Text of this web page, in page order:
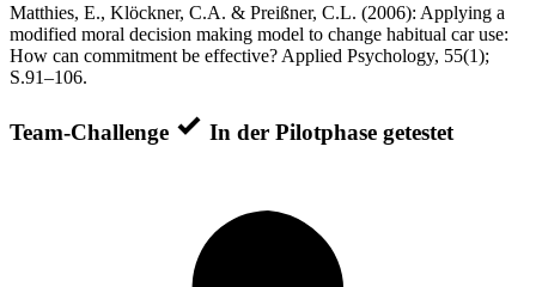
Matthies, E., Klöckner, C.A. & Preißner, C.L. (2006): Applying a
modified moral decision making model to change habitual car use:
How can commitment be effective? Applied Psychology, 55(1);
S.91–106.
Team-Challenge In der Pilotphase getestet